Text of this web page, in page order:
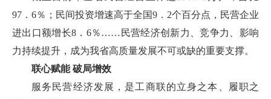
97．6％；民间投资增速高于全国9．2个百分点，民营企业
进出口额增长8．6％……民营经济创新力、竞争力、影响
力持续提升，成为我省高质量发展不可或缺的重要支撑。
联心赋能 破局增效
服务民营经济发展，是工商联的立身之本、履职之